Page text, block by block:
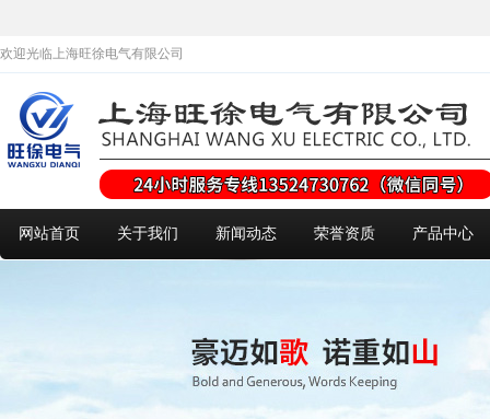
欢迎光临上海旺徐电气有限公司
网站首页 关于我们 新闻动态 荣誉资质 产品中心